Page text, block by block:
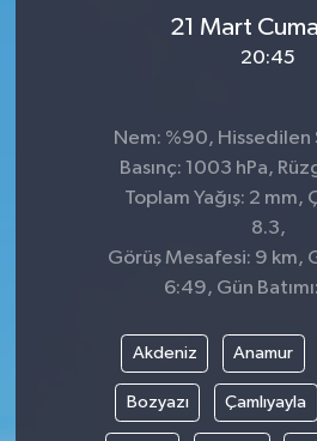
21 Mart
20:45
Nem: %90, Hissedilen
Basınç: 1003 hPa,
Toplam Yağış: 2 mm,
8.3,
Görüş Mesafesi: 9 km,
6:49, Gün
Akdeniz Anamur
Bozyazı Çamlıyayla